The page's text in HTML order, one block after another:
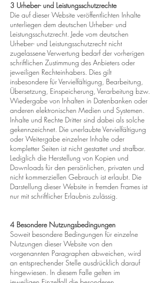
3 Urheber- und Leistungsschutzrechte
Die auf dieser Website veröffentlichten Inhalte
unterliegen dem deutschen Urheber- und
Leistungsschutzrecht. Jede vom deutschen
Urheber- und Leistungsschutzrecht nicht
zugelassene Verwertung bedarf der vorherigen
schriftlichen Zustimmung des Anbieters oder
jeweiligen Rechteinhabers. Dies gilt
insbesondere für Vervielfältigung, Bearbeitung,
Übersetzung, Einspeicherung, Verarbeitung bzw.
Wiedergabe von Inhalten in Datenbanken oder
anderen elektronischen Medien und Systemen.
Inhalte und Rechte Dritter sind dabei als solche
gekennzeichnet. Die unerlaubte Vervielfältigung
oder Weitergabe einzelner Inhalte oder
kompletter Seiten ist nicht gestattet und strafbar.
Lediglich die Herstellung von Kopien und
Downloads für den persönlichen, privaten und
nicht kommerziellen Gebrauch ist erlaubt. Die
Darstellung dieser Website in fremden Frames ist
nur mit schriftlicher Erlaubnis zulässig.
4 Besondere Nutzungsbedingungen
Soweit besondere Bedingungen für einzelne
Nutzungen dieser Website von den
vorgenannten Paragraphen abweichen, wird
an entsprechender Stelle ausdrücklich darauf
hingewiesen. In diesem Falle gelten im